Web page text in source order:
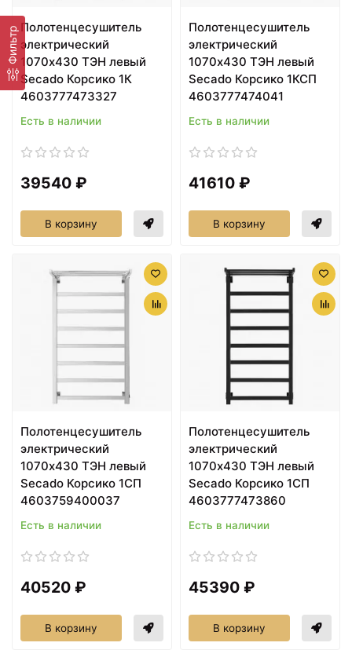
ФильтрПолотенцесушитель
электрический
1070х430 ТЭН левый
Secado Корсико 1К
4603777473327
Есть в наличии
39540 ₽
В корзину
Полотенцесушитель
электрический
1070х430 ТЭН левый
Secado Корсико 1КСП
4603777474041
Есть в наличии
41610 ₽
В корзину
Полотенцесушитель
электрический
1070х430 ТЭН левый
Secado Корсико 1СП
4603759400037
Есть в наличии
40520 ₽
В корзину
Полотенцесушитель
электрический
1070х430 ТЭН левый
Secado Корсико 1СП
4603777473860
Есть в наличии
45390 ₽
В корзину